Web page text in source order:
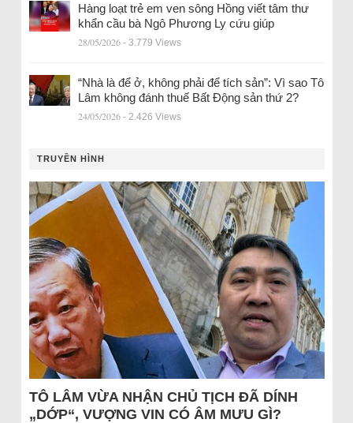
Hàng loạt trẻ em ven sông Hồng viết tâm thư
khẩn cầu bà Ngô Phương Ly cứu giúp
28/05/2026 - 3.779 Views
“Nhà là để ở, không phải để tích sản”: Vì sao Tô
Lâm không đánh thuế Bất Động sản thứ 2?
24/05/2026 - 2.426 Views
TRUYỀN HÌNH
TÔ LÂM VỪA NHẬN CHỦ TỊCH ĐÃ DÍNH
„DỚP“, VƯỢNG VIN CÓ ÂM MƯU GÌ?